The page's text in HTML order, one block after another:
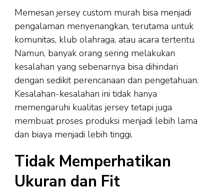
Memesan jersey custom murah bisa menjadi
pengalaman menyenangkan, terutama untuk
komunitas, klub olahraga, atau acara tertentu.
Namun, banyak orang sering melakukan
kesalahan yang sebenarnya bisa dihindari
dengan sedikit perencanaan dan pengetahuan.
Kesalahan-kesalahan ini tidak hanya
memengaruhi kualitas jersey tetapi juga
membuat proses produksi menjadi lebih lama
dan biaya menjadi lebih tinggi.
Tidak Memperhatikan
Ukuran dan Fit